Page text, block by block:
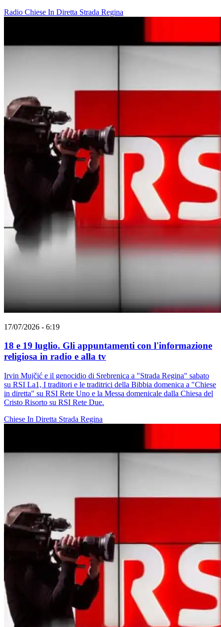
Radio Chiese In Diretta Strada Regina
17/07/2026 - 6:19
18 e 19 luglio. Gli appuntamenti con l'informazione
religiosa in radio e alla tv
Irvin Mujčić e il genocidio di Srebrenica a "Strada Regina" sabato
su RSI La1, I traditori e le traditrici della Bibbia domenica a "Chiese
in diretta" su RSI Rete Uno e la Messa domenicale dalla Chiesa del
Cristo Risorto su RSI Rete Due.
Chiese In Diretta Strada Regina